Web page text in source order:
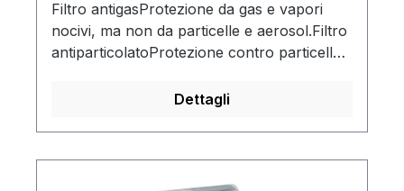
Filtro antigasProtezione da gas e vapori
nocivi, ma non da particelle e aerosol.Filtro
antiparticolatoProtezione contro particelle
combinatoProtezione contro gas, particelle
Dettagli